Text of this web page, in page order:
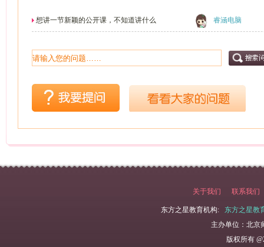
想讲一节新颖的公开课，不知道讲什么 睿涵电脑
关于我们 联系我们
东方之星教育机构:
东方之星教
主办单位：北京
版权所有